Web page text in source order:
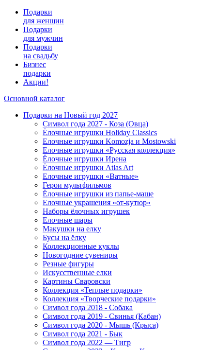
Подарки
для женщин
Подарки
для мужчин
Подарки
на свадьбу
Бизнес
подарки
Акции!
Основной каталог
Подарки на Новый год 2027
Символ года 2027 - Коза (Овца)
Ёлочные игрушки Holiday Classics
Елочные игрушки Komozja и Mostowski
Елочные игрушки «Русская коллекция»
Ёлочные игрушки Ирена
Ёлочные игрушки Atlas Art
Елочные игрушки «Ватные»
Герои мультфильмов
Ёлочные игрушки из папье-маше
Елочные украшения «от-кутюр»
Наборы ёлочных игрушек
Елочные шары
Макушки на елку
Бусы на ёлку
Коллекционные куклы
Новогодние сувениры
Резные фигуры
Искусственные елки
Картины Сваровски
Коллекция «Теплые подарки»
Коллекция «Творческие подарки»
Символ года 2018 - Собака
Символ года 2019 - Свинья (Кабан)
Символ года 2020 - Мышь (Крыса)
Символ года 2021 - Бык
Символ года 2022 — Тигр